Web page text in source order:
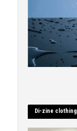
Di-zine clothing